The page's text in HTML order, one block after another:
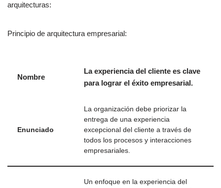
arquitecturas:
Principio de arquitectura empresarial:
Nombre
La experiencia del cliente es clave
para lograr el éxito empresarial.
Enunciado
La organización debe priorizar la
entrega de una experiencia
excepcional del cliente a través de
todos los procesos y interacciones
empresariales.
Un enfoque en la experiencia del